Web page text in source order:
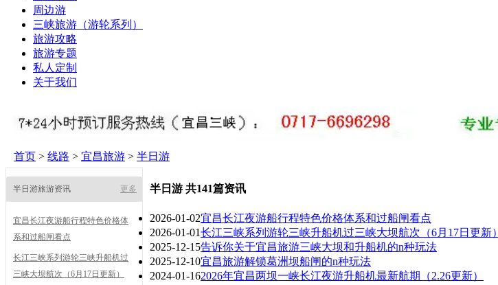
周边游
三峡旅游（游轮系列）
旅游攻略
旅游专题
私人定制
关于我们
首页 > 线路 > 宜昌旅游 > 半日游
半日游旅游资讯 更多
宜昌长江夜游船行程特色价格体
系和过船闸看点
长江三峡系列游轮三峡升船机过
三峡大坝航次（6月17日更新）
半日游 共141篇资讯
2026-01-02宜昌长江夜游船行程特色价格体系和过船闸看点
2026-01-01长江三峡系列游轮三峡升船机过三峡大坝航次（6月17日更新）
2025-12-15告诉你关于宜昌旅游三峡大坝和升船机的n种玩法
2025-12-10宜昌旅游解锁葛洲坝船闸的n种玩法
2024-01-162026年宜昌两坝一峡长江夜游升船机最新航期（2.26更新）